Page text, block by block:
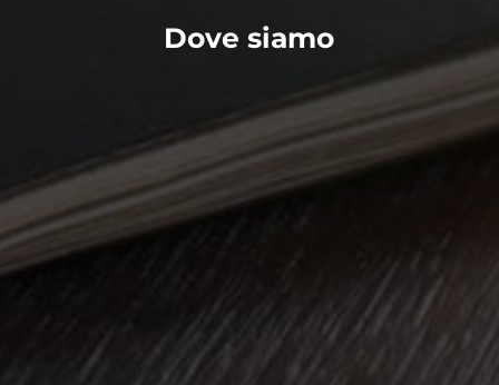
Dove siamo